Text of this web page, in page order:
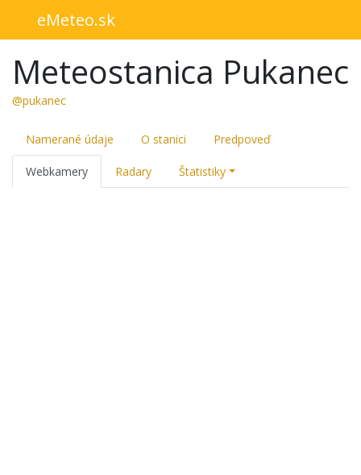
eMeteo.sk
Meteostanica Pukanec
@pukanec
Namerané údaje O stanici Predpoveď
Webkamery Radary Štatistiky